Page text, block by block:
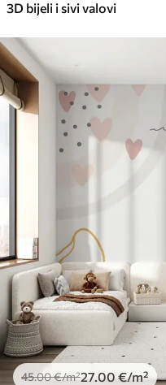
3D bijeli i sivi valovi
45.00€/m²27.00 €/m²